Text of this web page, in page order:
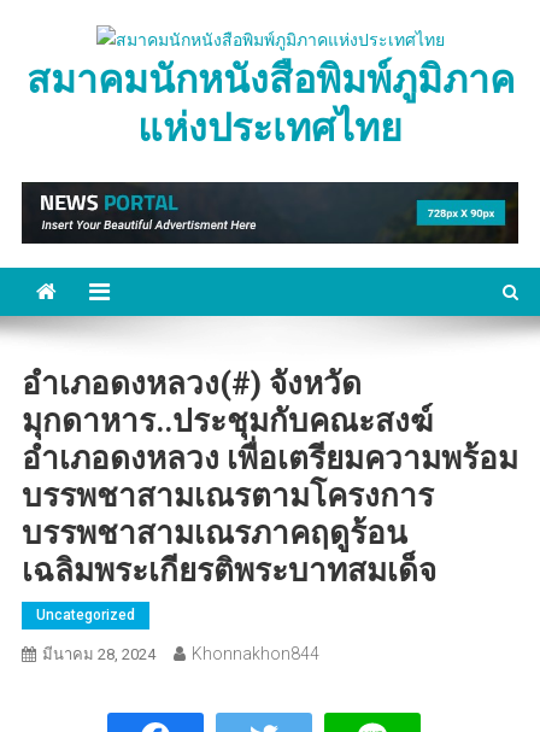
contentสมาคมนักหนังสือพิมพ์ภูมิภาค
แห่งประเทศไทย
อำเภอดงหลวง(#) จังหวัด
มุกดาหาร..ประชุมกับคณะสงฆ์
อำเภอดงหลวง เพื่อเตรียมความพร้อม
บรรพชาสามเณรตามโครงการ
บรรพชาสามเณรภาคฤดูร้อน
เฉลิมพระเกียรติพระบาทสมเด็จ
Uncategorized
มีนาคม 28, 2024 Khonnakhon844